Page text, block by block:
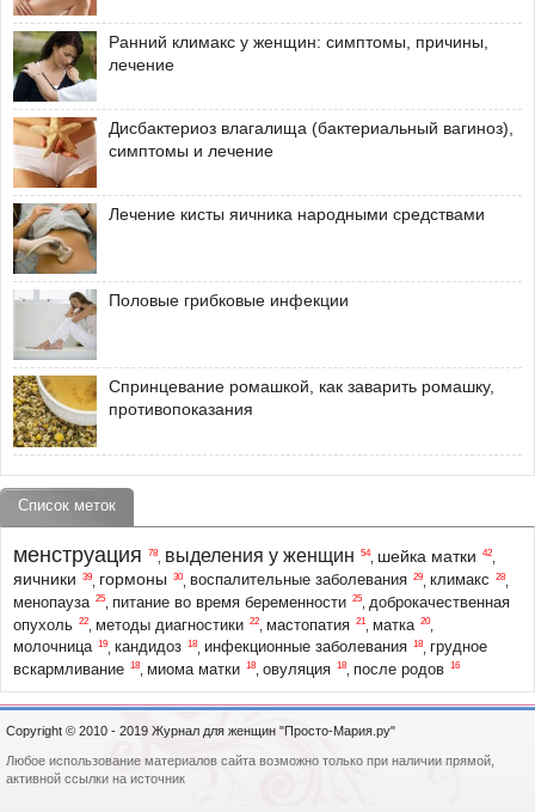
Ранний климакс у женщин: симптомы, причины,
лечение
Дисбактериоз влагалища (бактериальный вагиноз),
симптомы и лечение
Лечение кисты яичника народными средствами
Половые грибковые инфекции
Спринцевание ромашкой, как заварить ромашку,
противопоказания
Список меток
менструация 78 выделения у женщин 54, шейка матки 42
яичники 39 гормоны 30, воспалительные заболевания 29 климакс 28
менопауза 25 питание во время беременности 25
доброкачественная
опухоль 22 методы диагностики 22 мастопатия 21 матка 20,
молочница 19 кандидоз 18 инфекционные заболевания 18
грудное
вскармливание 18 миома матки 18 овуляция 18 после родов 16
Copyright © 2010 - 2019 Журнал для женщин "Просто-Мария.ру"
Любое использование материалов сайта возможно только при наличии прямой,
активной ссылки на источник